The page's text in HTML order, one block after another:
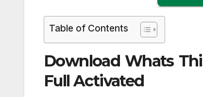
Table of Contents
Download Whats
Full Activated